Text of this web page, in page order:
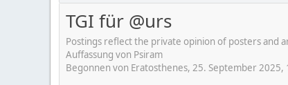
TGI für @urs
Postings reflect the private opinion of posters and
Auffassung von Psiram
Begonnen von Eratosthenes, 25. September 2025,